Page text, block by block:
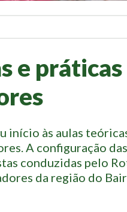
e
início às aulas
A configuração
conduzidas pelo
da região do